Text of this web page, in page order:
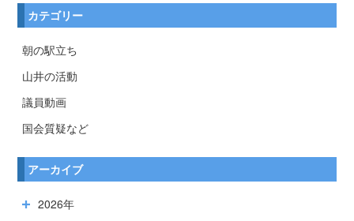
カテゴリー
朝の駅立ち
山井の活動
議員動画
国会質疑など
アーカイブ
2026年